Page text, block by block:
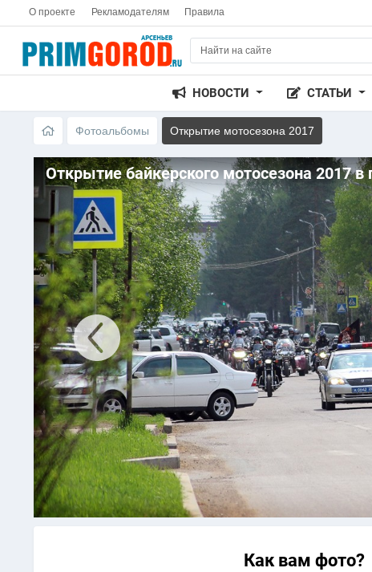
О проекте Рекламодателям Правила
НОВОСТИ СТАТЬИ
Фотоальбомы Открытие мотосезона 2017
Открытие байкерского мотосезона 2017 в
Как вам фото?